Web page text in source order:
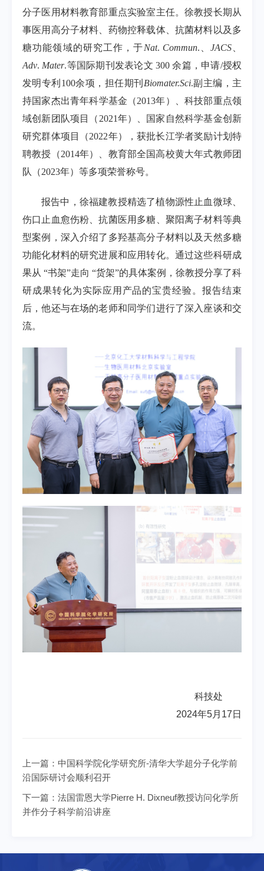
分子医用材料教育部重点实验室主任。徐教授长期从
事医用高分子材料、药物控释载体、抗菌材料以及多
糖功能领域的研究工作，于Nat. Commun. JACS、
Adv. Mater.等国际期刊发表论文 300 余篇，申请/授权
发明专利100余项，担任期刊 Biomater.Sci.副主编，主
持国家杰出青年科学基金（2013年）、科技部重点领
域创新团队项目（2021年）、国家自然科学基金创新
研究群体项目（2022年），获批长江学者奖励计划特
聘教授（2014年）、教育部全国高校黄大年式教师团
队（2023年）等多项荣誉称号。
报告中，徐福建教授精选了植物源性止血微球、
伤口止血愈伤粉、抗菌医用多糖、聚阳离子材料等典
型案例，深入介绍了多羟基高分子材料以及天然多糖
功能化材料的研究进展和应用转化。通过这些科研成
果从 “书架”走向 “货架”的具体案例，徐教授分享了科
研成果转化为实际应用产品的宝贵经验。报告结束
后，他还与在场的老师和同学们进行了深入座谈和交
流。
科技处
2024年5月17日
上一篇： 中国科学院化学研究所-清华大学超分子化学前
沿国际研讨会顺利召开
下一篇： 法国雷恩大学Pierre H. Dixneuf教授访问化学所
并作分子科学前沿讲座